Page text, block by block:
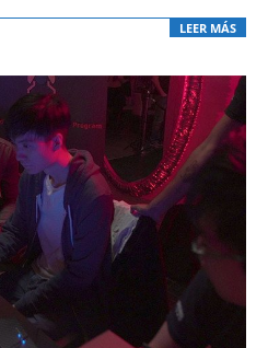
LEER MÁS